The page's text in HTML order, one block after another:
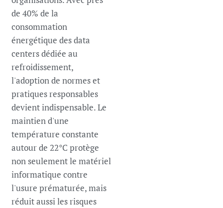
de 40% de la
consommation
énergétique des data
centers dédiée au
refroidissement,
l'adoption de normes et
pratiques responsables
devient indispensable. Le
maintien d'une
température constante
autour de 22°C protège
non seulement le matériel
informatique contre
l'usure prématurée, mais
réduit aussi les risques